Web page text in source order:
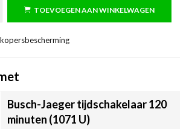
TOEVOEGEN AAN WINKELWAGEN
Busch-Jaeger tijdschakelaar 120
minuten (1071 U)